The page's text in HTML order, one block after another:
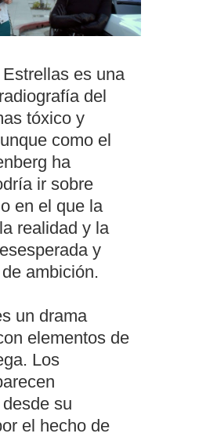
es una
del
tóxico y
como el
ha
ir sobre
en el que la
realidad y la
y
ambición.
un drama
elementos de
Los
su
el hecho de